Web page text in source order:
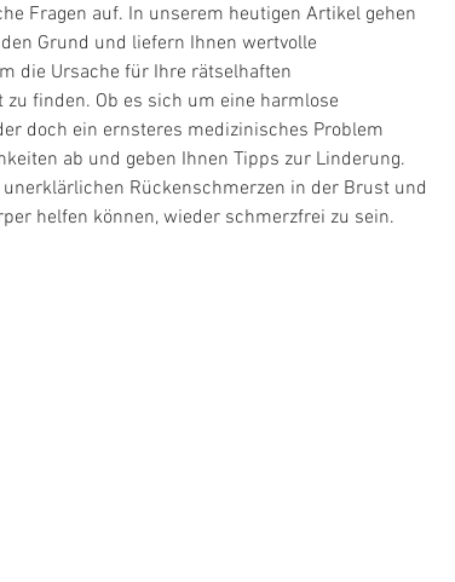
Fragen auf. In unserem heutigen Artikel gehen
Grund und liefern Ihnen wertvolle
die Ursache für Ihre rätselhaften
finden. Ob es sich um eine harmlose
doch ein ernsteres medizinisches Problem
ab und geben Ihnen Tipps zur Linderung.
Rückenschmerzen in der Brust und
helfen können, wieder schmerzfrei zu sein.